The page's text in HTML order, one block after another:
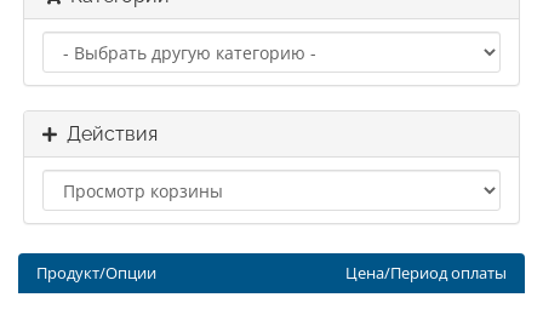
Действия
Продукт/Опции Цена/Период оплаты